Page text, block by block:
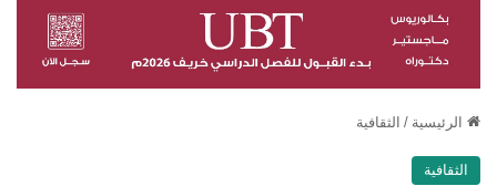
الرئيسية / الثقافية
الثقافية